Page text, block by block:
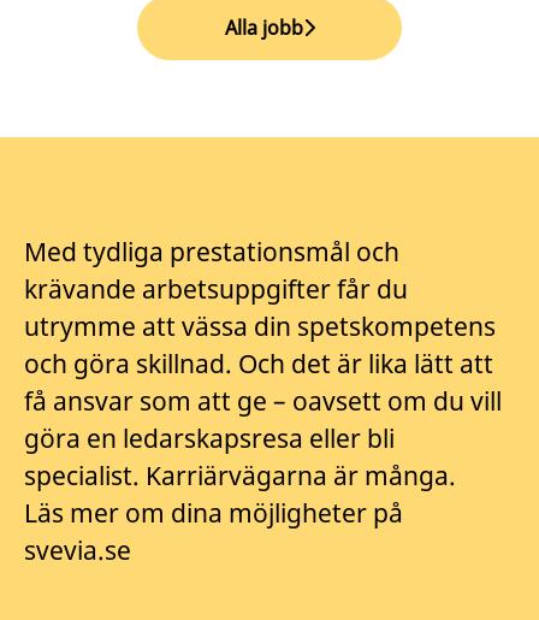
Alla jobb
Med tydliga prestationsmål och
krävande arbetsuppgifter får du
utrymme att vässa din spetskompetens
och göra skillnad. Och det är lika lätt att
få ansvar som att ge – oavsett om du vill
göra en ledarskapsresa eller bli
specialist. Karriärvägarna är många.
Läs mer om dina möjligheter på
svevia.se